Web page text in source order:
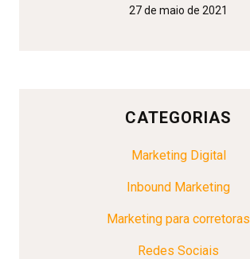
27 de maio de 2021
CATEGORIAS
Marketing Digital
Inbound Marketing
Marketing para corretoras
Redes Sociais